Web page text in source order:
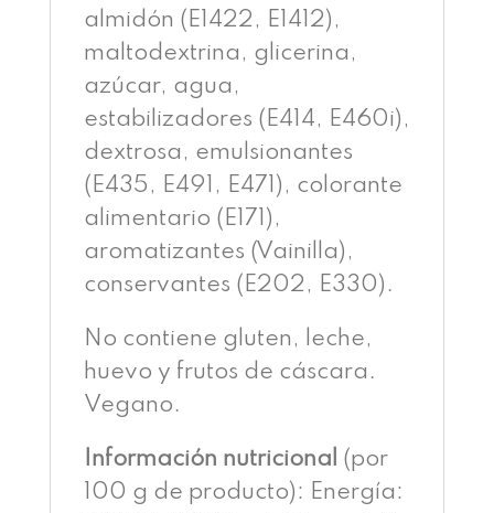
almidón (E1422, E1412),
maltodextrina, glicerina,
azúcar, agua,
estabilizadores (E414, E460i),
dextrosa, emulsionantes
(E435, E491, E471), colorante
alimentario (E171),
aromatizantes (Vainilla),
conservantes (E202, E330).
No contiene gluten, leche,
huevo y frutos de cáscara.
Vegano.
Información nutricional (por
100 g de producto): Energía: